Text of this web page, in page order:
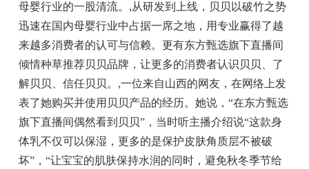
母婴行业的一股清流。 ,从研发到上线，贝贝以破竹之势
迅速在国内母婴行业中占据一席之地，用专业赢得了越
来越多消费者的认可与信赖。更有东方甄选旗下直播间
倾情种草推荐贝贝品牌，让更多的消费者认识贝贝、了
解贝贝、信任贝贝。 ,一位来自山西的网友，在网络上发
表了她购买并使用贝贝产品的经历。她说，“在东方甄选
旗下直播间偶然看到贝贝”，当时听主播介绍说“这款身
体乳不仅可以保湿，更多的是保护皮肤角质层不被破
坏”，“让宝宝的肌肤保持水润的同时，避免秋冬季节给